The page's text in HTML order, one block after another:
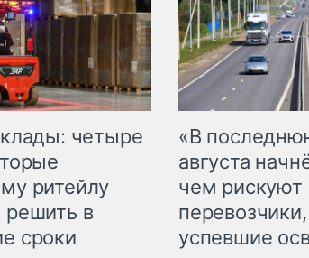
четыре
ритейлу
решить в
сроки
«В
августа
чем рискуют
успевшие